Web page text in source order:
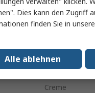
Stahl
37mm
Creme
Dies kann den Zugriff
finden Sie in
Alle ablehnen